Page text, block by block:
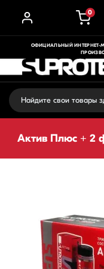
0
ОФИЦИАЛЬНЫЙ ИНТЕРНЕТ-
Актив Плюс + 2